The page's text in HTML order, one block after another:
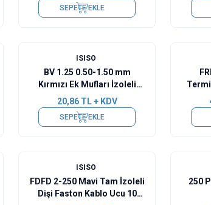
SEPETE EKLE
ISISO
BV 1.25 0.50-1.50 mm
Kırmızı Ek Mufları İzoleli
Kablo Ucu 10 Adet
20,86TL + KDV
SEPETE EKLE
ISISO
FDFD 2-250 Mavi Tam İzoleli
Dişi Faston Kablo Ucu 10
250